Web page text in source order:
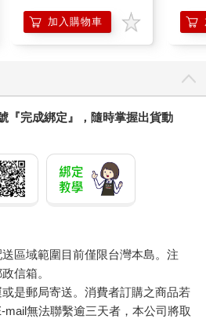
加入購物車
『完成綁定』，隨時掌握出貨動
區域範圍目前僅限台灣本島。注
信箱。
是郵局寄送。消費者訂購之商品若
mail無法聯繫逾三天者，本公司將取